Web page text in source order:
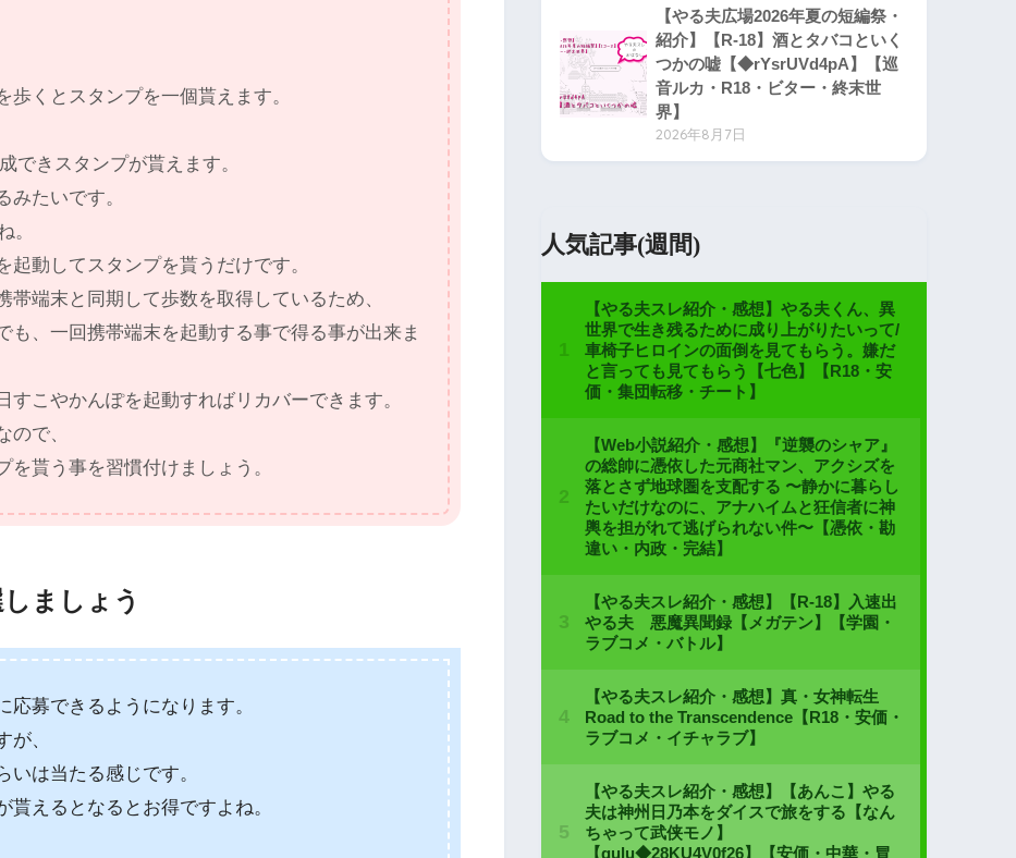
歩くとスタンプを一個貰えます。
できスタンプが貰えます。
みたいです。
。
動してスタンプを貰うだけです。
端末と同期して歩数を取得しているため、
も、一回携帯端末を起動する事で得る事が出来ま
こやかんぽを起動すればリカバーできます。
ので、
貰う事を習慣付けましょう。
ましょう
募できるようになります。
、
は当たる感じです。
えるとなるとお得ですよね。
【やる夫広場2026年夏の短編祭・
紹介】【R-18】酒とタバコといく
つかの嘘【◆rYsrUVd4pA】【巡
音ルカ・R18・ビター・終末世
界】
2026年8月7日
人気記事(週間)